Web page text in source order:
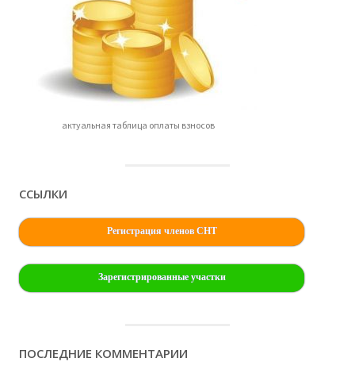
актуальная таблица оплаты взносов
ССЫЛКИ
Регистрация членов СНТ
Зарегистрированные участки
ПОСЛЕДНИЕ КОММЕНТАРИИ